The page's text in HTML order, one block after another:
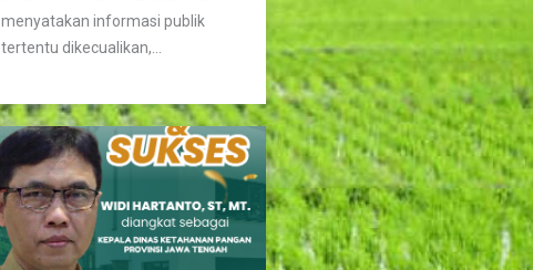
menyatakan informasi publik
tertentu dikecualikan,...